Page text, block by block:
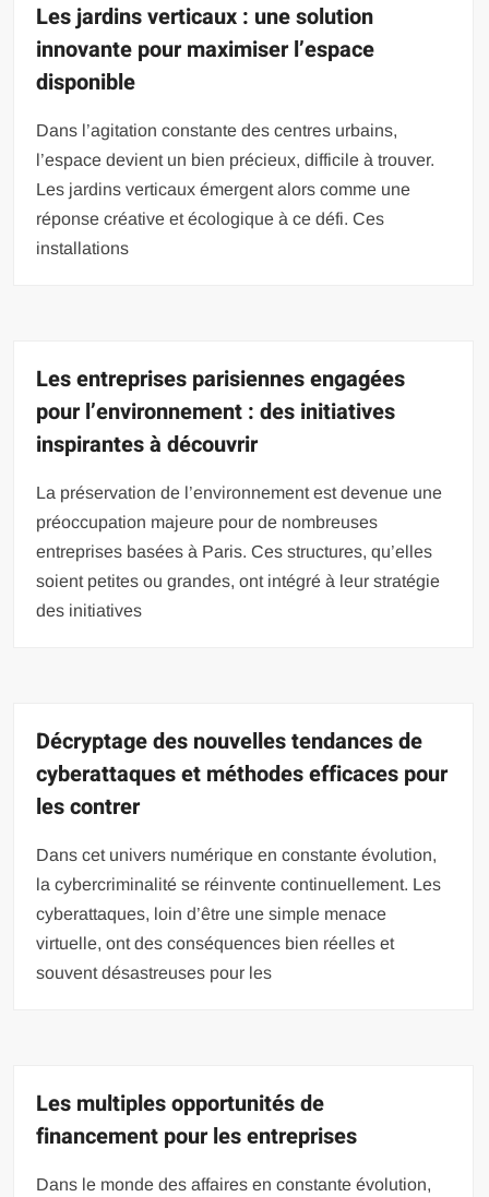
Les jardins verticaux : une solution
innovante pour maximiser l’espace
disponible
Dans l’agitation constante des centres urbains,
l’espace devient un bien précieux, difficile à trouver.
Les jardins verticaux émergent alors comme une
réponse créative et écologique à ce défi. Ces
installations
Les entreprises parisiennes engagées
pour l’environnement : des initiatives
inspirantes à découvrir
La préservation de l’environnement est devenue une
préoccupation majeure pour de nombreuses
entreprises basées à Paris. Ces structures, qu’elles
soient petites ou grandes, ont intégré à leur stratégie
des initiatives
Décryptage des nouvelles tendances de
cyberattaques et méthodes efficaces pour
les contrer
Dans cet univers numérique en constante évolution,
la cybercriminalité se réinvente continuellement. Les
cyberattaques, loin d’être une simple menace
virtuelle, ont des conséquences bien réelles et
souvent désastreuses pour les
Les multiples opportunités de
financement pour les entreprises
Dans le monde des affaires en constante évolution,